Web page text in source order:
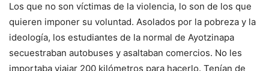
Los que no son víctimas de la violencia, lo son de los que
quieren imponer su voluntad. Asolados por la pobreza y la
ideología, los estudiantes de la normal de Ayotzinapa
secuestraban autobuses y asaltaban comercios. No les
importaba viajar 200 kilómetros para hacerlo. Tenían de